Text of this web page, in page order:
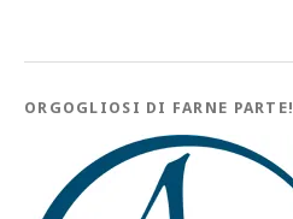
ORGOGLIOSI DI FARNE PARTE!